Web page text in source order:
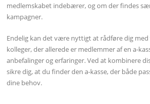
medlemskabet indebærer, og om der findes
kampagner.
Endelig kan det være nyttigt at rådføre dig med
kolleger, der allerede er medlemmer af en a-
anbefalinger og erfaringer. Ved at kombinere
sikre dig, at du finder den a-kasse, der både
dine behov.